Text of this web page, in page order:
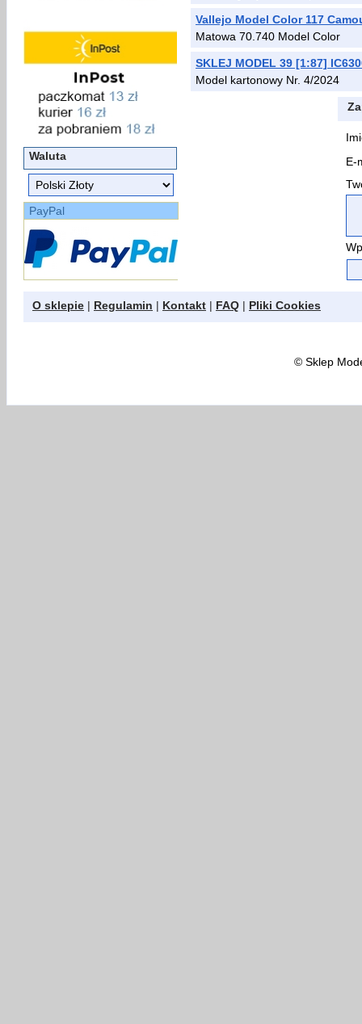
Waluta
PayPal
Vallejo Model Color 117
Matowa 70.740 Model Color
SKLEJ MODEL 39 [1:87]
Model kartonowy Nr. 4/2024
E-
O sklepie | Regulamin | Kontakt | FAQ | Pliki Cookies
©Sklep